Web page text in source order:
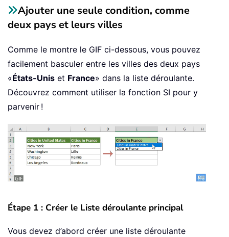
Ajouter une seule condition, comme
deux pays et leurs villes
Comme le montre le GIF ci-dessous, vous pouvez
facilement basculer entre les villes des deux pays
«États-Unis et France» dans la liste déroulante.
Découvrez comment utiliser la fonction SI pour y
parvenir !
Étape 1 : Créer le Liste déroulante principal
Vous devez d’abord créer une liste déroulante